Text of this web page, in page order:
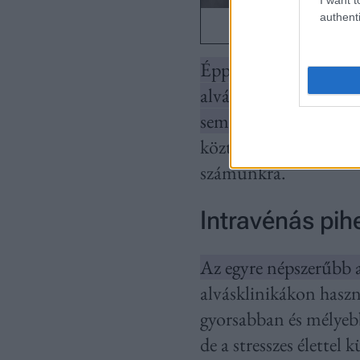
Éppen ezért
alvás biológiai
sem váltják ki.
köztük olyan, amely
számunkra.
Intravénás
Az egyre
alvásklinikákon
gyorsabban és
de a stresszes élettel